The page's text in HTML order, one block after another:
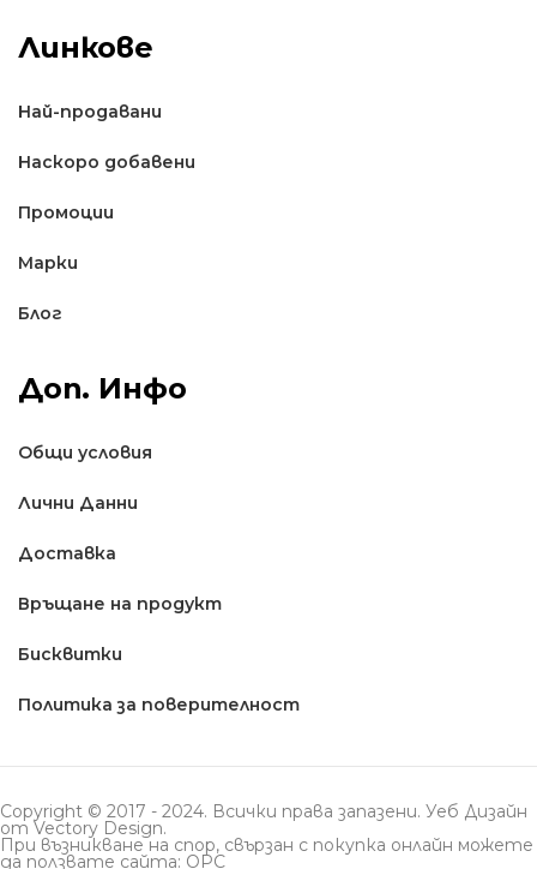
Линкове
Най-продавани
Наскоро добавени
Промоции
Марки
Блог
Доп. Инфо
Общи условия
Лични Данни
Доставкa
Връщане на продукт
Бисквитки
Политика за поверителност
Copyright © 2017 - 2024. Всички права запазени. Уеб Дизайн
от Vectory Design.
При възникване на спор, свързан с покупка онлайн можете
да ползвате сайта: ОРС